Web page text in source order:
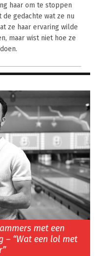
haar om te stoppen
gedachte wat ze nu
ze haar ervaring wilde
maar wist niet hoe ze
met een
– “Wat een lol met